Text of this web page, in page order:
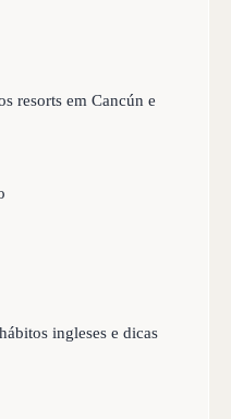
resorts em Cancún e
ingleses e dicas